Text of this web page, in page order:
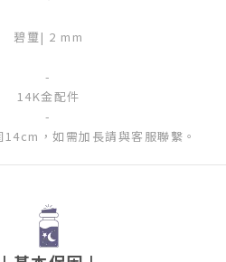
碧璽| 2 mm
-
14K金配件
-
14cm，如需加長請與客服聯繫。